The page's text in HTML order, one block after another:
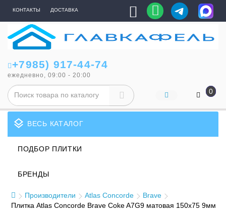
КОНТАКТЫ ДОСТАВКА
+7985) 917-44-74
ежедневно, 09:00 - 20:00
0
layers ВЕСЬ КАТАЛОГ
ПОДБОР ПЛИТКИ
БРЕНДЫ
Производители Atlas Concorde
Brave
Плитка Atlas Concorde Brave Coke A7G9 матовая 150x75 9мм